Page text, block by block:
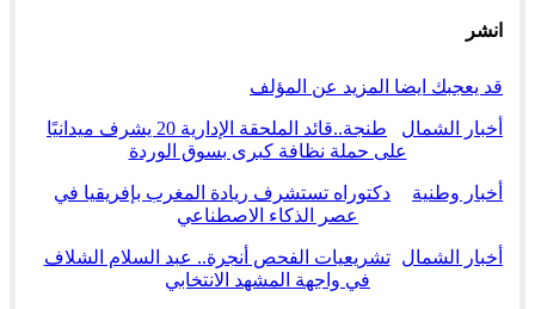
انشر
قد يعجبك ايضا المزيد عن المؤلف
أخبار الشمال
طنجة..قائد الملحقة الإدارية 20 يشرف ميدانيًا
على حملة نظافة كبرى بسوق الوردة
أخبار وطنية
دكتوراه تستشرف ريادة المغرب بإفريقيا في
عصر الذكاء الاصطناعي
أخبار الشمال
تشريعيات الفحص أنجرة.. عبد السلام الشلاف
في واجهة المشهد الانتخابي